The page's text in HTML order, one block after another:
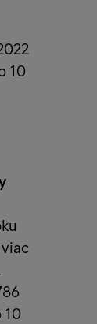
10
10